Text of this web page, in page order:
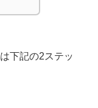
下記の2ステッ